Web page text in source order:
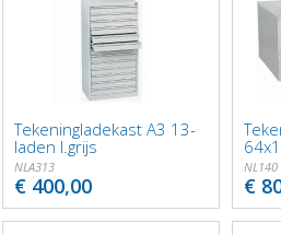
Tekeningladekast A3 13-
laden l.grijs
NLA313
€ 400,00
NL140
€